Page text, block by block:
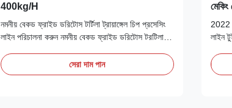
400kg/H
নমনীয় বেকড ফ্রাইড ডরিটোস টর্টিলা ট্রায়াঙ্গেল চিপ প্রসেসিং
লাইন পরিচালনা করুন নমনীয় বেকড ফ্রাইড ডরিটোস টরটিলা
বর্ণনা:ডোরিটোস এবং টর্টিলা চিপস উত্পাদন লাইন হল এক ধরণের
তেলে ভাজা পাফিং খাবার, কাঁচামাল হিসাবে ভুট্টার আটা, চালের
সেরা দাম পান
2022
লাইন
22